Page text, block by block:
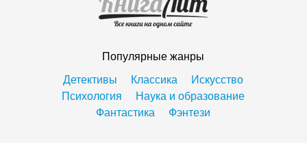
Популярные жанры
Детективы
Классика
Искусство
Психология
Наука и образование
Фантастика
Фэнтези